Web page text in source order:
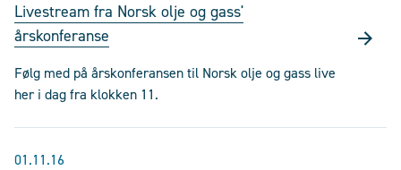
Livestream fra Norsk olje og gass'
årskonferanse
Følg med på årskonferansen til Norsk olje og gass live
her i dag fra klokken 11.
01.11.16